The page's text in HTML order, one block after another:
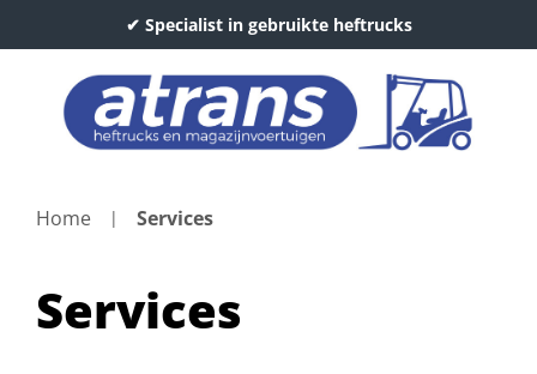
✔ Specialist in gebruikte heftrucks
Home Services
Services